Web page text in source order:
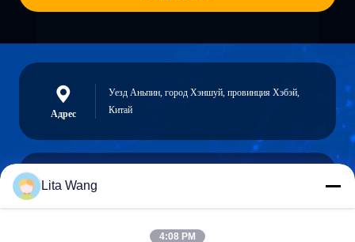
Адрес
Уезд Аньпин, город Хэншуй, провинция Хэбэй,
Китай
Lita Wang
4:08 PM